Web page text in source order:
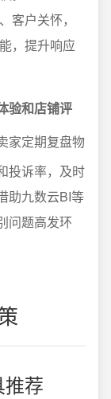
客户关怀，
，提升响应
验和店铺评
家定期复盘物
投诉率，及时
助九数云BI等
问题高发环
荐